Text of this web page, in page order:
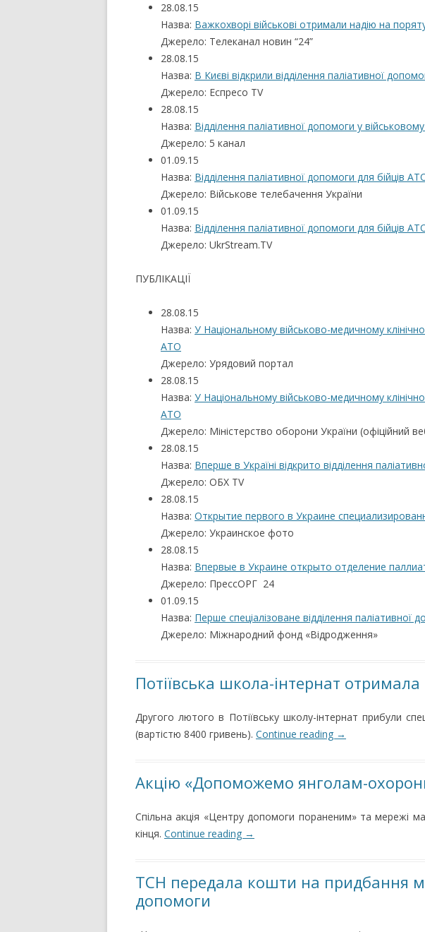
28.08.15
Назва: Важкохворі військові отримали надію на
Джерело: Телеканал новин “24”
28.08.15
Назва: В Києві відкрили відділення паліативної
Джерело: Еспресо TV
28.08.15
Назва: Відділення паліативної допомоги у
Джерело: 5 канал
01.09.15
Назва: Відділення паліативної допомоги для бійців
Джерело: Військове телебачення України
01.09.15
Назва: Відділення паліативної допомоги для бійців
Джерело: UkrStream.TV
ПУБЛІКАЦІЇ
28.08.15
Назва: У Національному військово-медичному
АТО
Джерело: Урядовий портал
28.08.15
Назва: У Національному військово-медичному
АТО
Джерело: Міністерство оборони України (офіційний
28.08.15
Назва: Вперше в Україні відкрито відділення
Джерело: ОБХ TV
28.08.15
Назва: Открытие первого в Украине
Джерело: Украинское фото
28.08.15
Назва: Впервые в Украине открыто отделение
Джерело: ПрессОРГ 24
01.09.15
Назва: Перше спеціалізоване відділення паліативної
Джерело: Міжнародний фонд «Відродження»
Потіївська школа-інтернат отримала
Другого лютого в Потіївську школу-інтернат прибули
(вартістю 8400 гривень). Continue reading →
Акцію «Допоможемо янголам-
Спільна акція «Центру допомоги пораненим» та мережі
кінця. Continue reading →
ТСН передала кошти на придбання
допомоги